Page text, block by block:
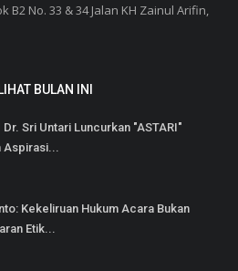
No. 33 & 34 Jalan KH Zainul Arifin,
BULAN INI
Dr. Sri Untari Luncurkan "ASTARI"
Kekeliruan Hukum Acara Bukan
Etik...